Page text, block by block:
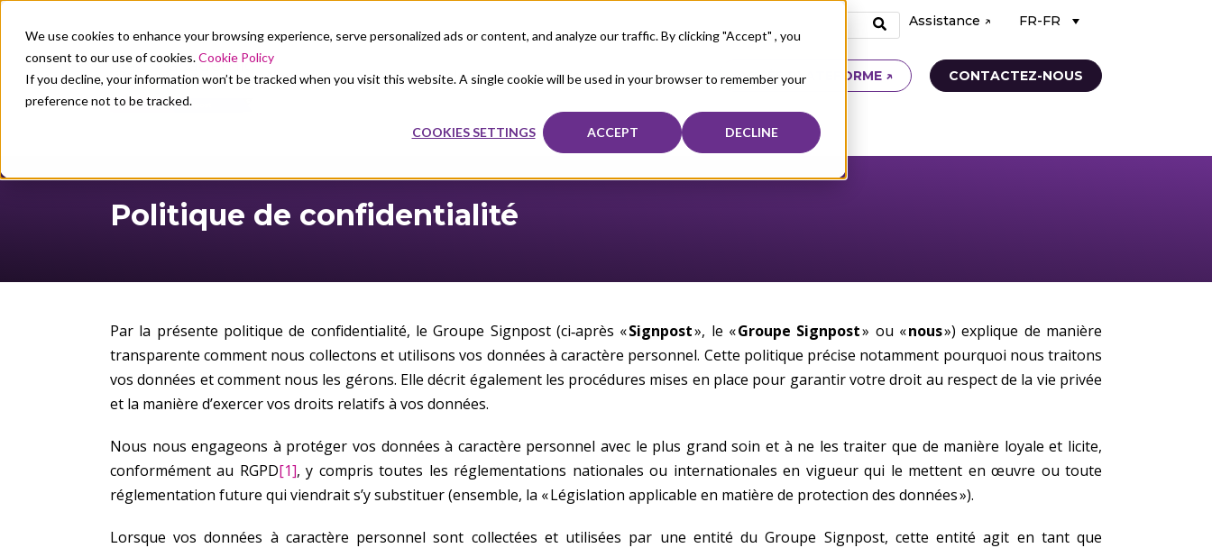
We use cookies to enhance your browsing experience, serve personalized ads or content, and analyze our traffic. By clicking "Accept" , you
consent to our use of cookies.Cookie Policy
If you decline, your information won’t be tracked when you visit this website. A single cookie will be used in your browser to remember your
preference not to be tracked.
COOKIES SETTINGS ACCEPT DECLINE
Assistance ↗ FR-FR
Nos solutions Notre cible À propos de nous Sales ACCÈS PLATEFORME ↗ CONTACTEZ-NOUS
Politique de confidentialité
Par la présente politique de confidentialité, le Groupe Signpost (ci‑après «Signpost», le «Groupe Signpost» ou «nous») explique de manière
transparente comment nous collectons et utilisons vos données à caractère personnel. Cette politique précise notamment pourquoi nous traitons
vos données et comment nous les gérons. Elle décrit également les procédures mises en place pour garantir votre droit au respect de la vie privée
et la manière d’exercer vos droits relatifs à vos données.
Nous nous engageons à protéger vos données à caractère personnel avec le plus grand soin et à ne les traiter que de manière loyale et licite,
conformément au RGPD[1], y compris toutes les réglementations nationales ou internationales en vigueur qui le mettent en œuvre ou toute
réglementation future qui viendrait s’y substituer (ensemble, la « Législation applicable en matière de protection des données »).
Lorsque vos données à caractère personnel sont collectées et utilisées par une entité du Groupe Signpost, cette entité agit en tant que